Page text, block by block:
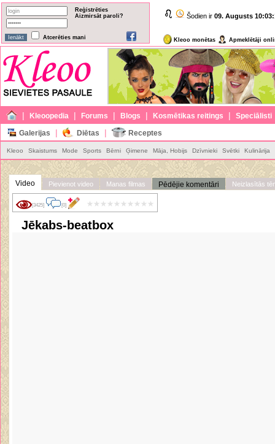
Reģistrēties
Aizmirsāt paroli?
Atcerēties mani
Šodien ir 09. Augusts
Kleoo monētas Apmeklētāji
| Kleoopedia | Forums | Blogs | Kosmētikas reitings | Speciālisti
Galerijas | Diētas | Receptes
Kleoo Skaistums Mode Sports Bērni Ģimene Māja, Hobijs Dzīvnieki Svētki Kulinārija
Video Pievienot video Manas filmas Pēdējie komentāri Neizlasītās
[3425] [0]
Jēkabs-beatbox